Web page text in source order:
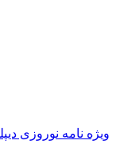
ویژه نامه نوروزی